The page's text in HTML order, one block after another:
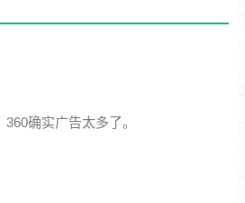
确实广告太多了。